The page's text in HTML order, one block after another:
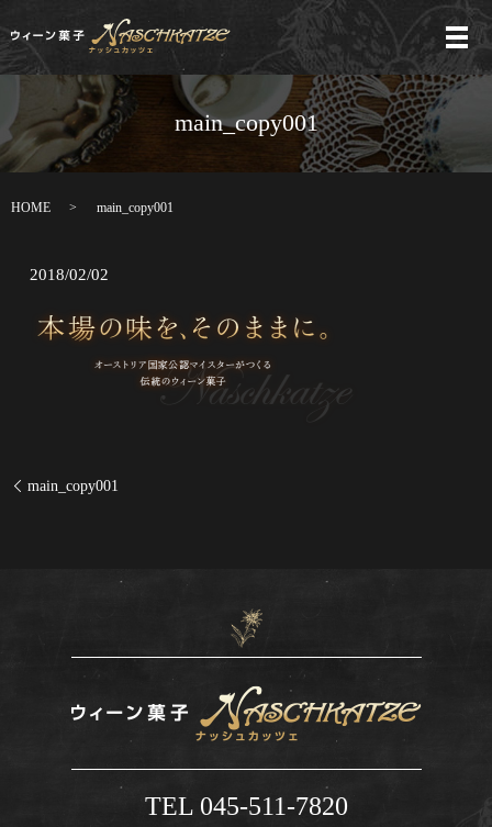
メ
main_copy001
HOME main_copy001
2018/02/02
main_copy001
TEL 045-511-7820